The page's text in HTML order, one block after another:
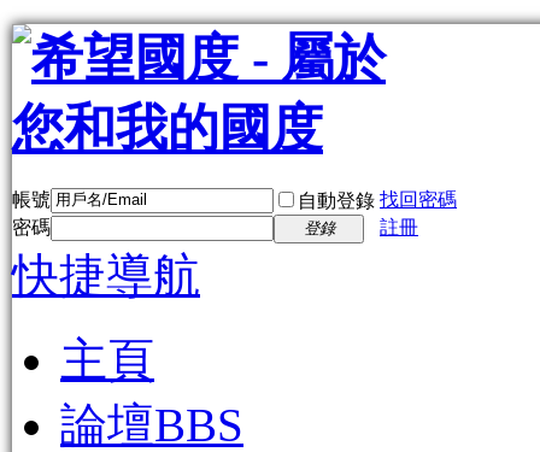
帳號 自動登錄 找回密碼
密碼
登錄 註冊
快捷導航
主頁
論壇BBS